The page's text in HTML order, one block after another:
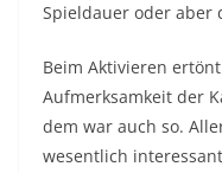
Spieldauer oder aber
Beim Aktivieren
Aufmerksamkeit der
dem war auch so.
wesentlich